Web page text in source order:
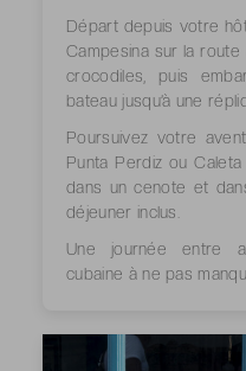
Départ depuis votre
Campesina sur la route
crocodiles, puis
bateau jusqu’à une
Poursuivez votre
Punta Perdiz ou
dans un cenote et
déjeuner inclus.
Une journée entre
cubaine à ne pas